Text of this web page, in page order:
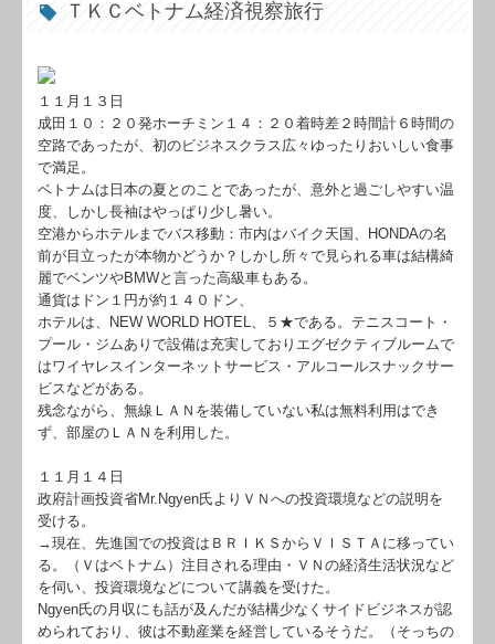
ＴＫＣベトナム経済視察旅行
１１月１３日
成田１０：２０発ホーチミン１４：２０着時差２時間計６時間の
空路であったが、初のビジネスクラス広々ゆったりおいしい食事
で満足。
ベトナムは日本の夏とのことであったが、意外と過ごしやすい温
度、しかし長袖はやっぱり少し暑い。
空港からホテルまでバス移動：市内はバイク天国、HONDAの名
前が目立ったが本物かどうか？しかし所々で見られる車は結構綺
麗でベンツやBMWと言った高級車もある。
通貨はドン１円が約１４０ドン、
ホテルは、NEW WORLD HOTEL、５★である。テニスコート・
プール・ジムありで設備は充実しておりエグゼクティブルームで
はワイヤレスインターネットサービス・アルコールスナックサー
ビスなどがある。
残念ながら、無線ＬＡＮを装備していない私は無料利用はでき
ず、部屋のＬＡＮを利用した。
１１月１４日
政府計画投資省Mr.Ngyen氏よりＶＮへの投資環境などの説明を
受ける。
→現在、先進国での投資はＢＲＩＫＳからＶＩＳＴＡに移ってい
る。（Ｖはベトナム）注目される理由・ＶＮの経済生活状況など
を伺い、投資環境などについて講義を受けた。
Ngyen氏の月収にも話が及んだが結構少なくサイドビジネスが認
められており、彼は不動産業を経営しているそうだ。（そっちの